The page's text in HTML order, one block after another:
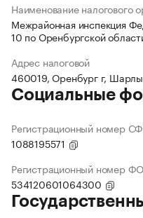
Наименование налогового
Межрайонная инспекция
10 по Оренбургской
Адрес налоговой
460019, Оренбург г,
Социальные
Регистрационный номер
1088195571
Регистрационный номер
534120601064300